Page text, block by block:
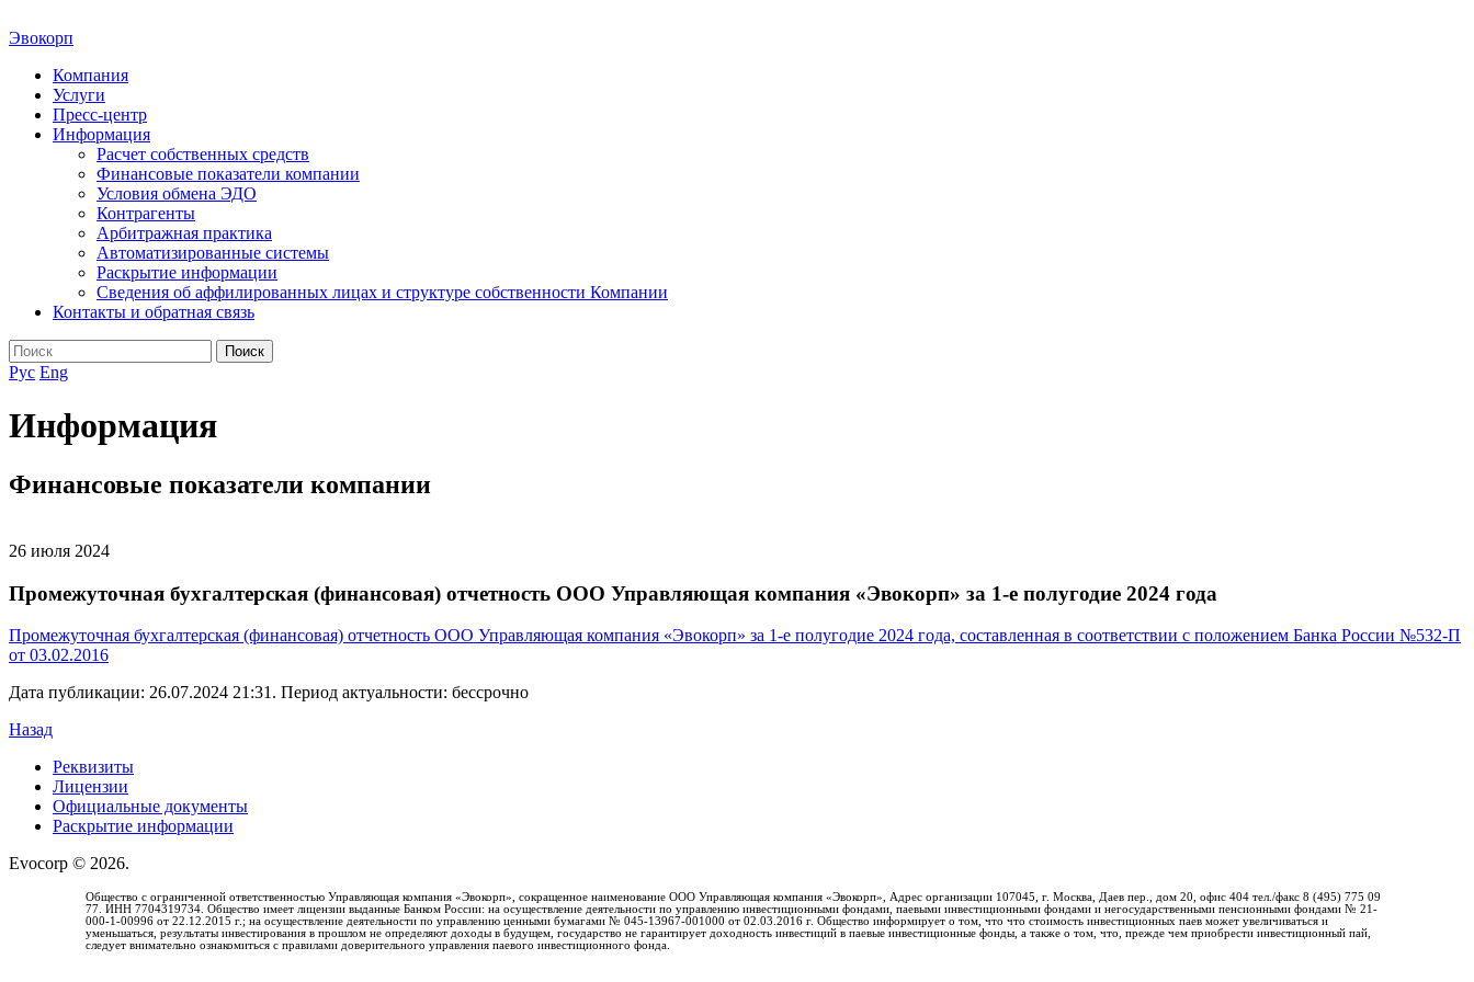
Эвокорп
Компания
Услуги
Пресс-центр
Информация
Расчет собственных средств
Финансовые показатели компании
Условия обмена ЭДО
Контрагенты
Арбитражная практика
Автоматизированные системы
Раскрытие информации
Сведения об аффилированных лицах и структуре собственности Компании
Контакты и обратная связь
Поиск
Рус Eng
Информация
Финансовые показатели компании
26 июля 2024
Промежуточная бухгалтерская (финансовая) отчетность ООО Управляющая компания «Эвокорп» за 1-е полугодие 2024 года
Промежуточная бухгалтерская (финансовая) отчетность ООО Управляющая компания «Эвокорп» за 1-е полугодие 2024 года, составленная в соответствии с положением Банка России №532-П
от 03.02.2016
Дата публикации: 26.07.2024 21:31. Период актуальности: бессрочно
Назад
Реквизиты
Лицензии
Официальные документы
Раскрытие информации
Evocorp © 2026.
Общество с ограниченной ответственностью Управляющая компания «Эвокорп», сокращенное наименование ООО Управляющая компания «Эвокорп», Адрес организации 107045, г. Москва, Даев пер., дом 20, офис 404 тел./факс 8 (495) 775 09
77. ИНН 7704319734. Общество имеет лицензии выданные Банком России: на осуществление деятельности по управлению инвестиционными фондами, паевыми инвестиционными фондами и негосударственными пенсионными фондами № 21-
000-1-00996 от 22.12.2015 г.; на осуществление деятельности по управлению ценными бумагами № 045-13967-001000 от 02.03.2016 г. Общество информирует о том, что что стоимость инвестиционных паев может увеличиваться и
уменьшаться, результаты инвестирования в прошлом не определяют доходы в будущем, государство не гарантирует доходность инвестиций в паевые инвестиционные фонды, а также о том, что, прежде чем приобрести инвестиционный пай,
следует внимательно ознакомиться с правилами доверительного управления паевого инвестиционного фонда.